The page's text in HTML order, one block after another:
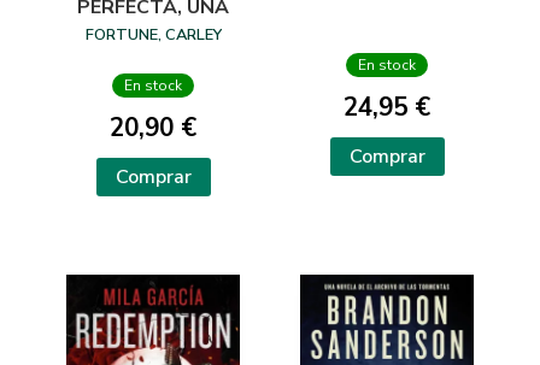
PERFECTA, UNA
FORTUNE, CARLEY
En stock
20,90 €
Comprar
En stock
24,95 €
Comprar